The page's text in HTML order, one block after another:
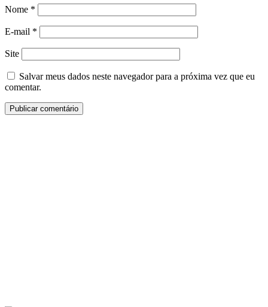
Nome *
E-mail *
Site
Salvar meus dados neste navegador para a próxima vez que eu
comentar.